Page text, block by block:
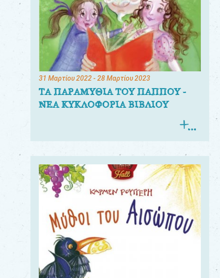
31 Μαρτίου 2022- 28 Μαρτίου 2023
ΤΑ ΠΑΡΑΜΥΘΙΑ ΤΟΥ ΠΑΠΠΟΥ -
ΝΕΑ ΚΥΚΛΟΦΟΡΙΑ ΒΙΒΛΙΟΥ